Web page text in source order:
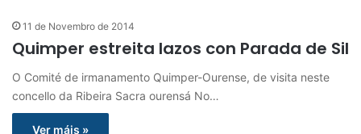
11 de Novembro de 2014
Quimper estreita lazos con Parada de Sil
O Comité de irmanamento Quimper-Ourense, de visita neste
concello da Ribeira Sacra ourensá No…
Ver máis »